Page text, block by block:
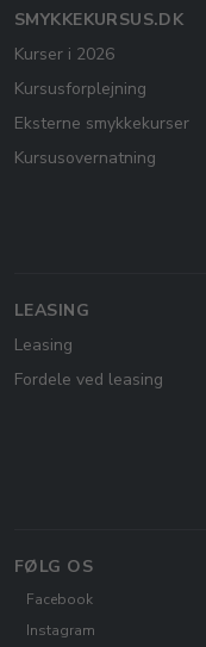
SMYKKEKURSUS.DK
Kurser i 2026
Kursusforplejning
Eksterne smykkekurser
Kursusovernatning
LEASING
Leasing
Fordele ved leasing
FØLG OS
Facebook
Instagram